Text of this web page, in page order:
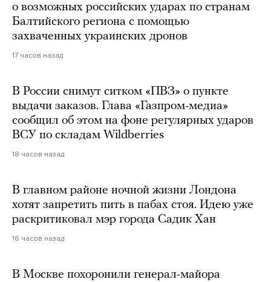
о возможных российских ударах по странам
Балтийского региона с помощью
захваченных украинских дронов
17 часов назад
В России снимут ситком «ПВЗ» о пункте
выдачи заказов. Глава «Газпром-медиа»
сообщил об этом на фоне регулярных ударов
ВСУ по складам Wildberries
18 часов назад
В главном районе ночной жизни Лондона
хотят запретить пить в пабах стоя. Идею уже
раскритиковал мэр города Садик Хан
16 часов назад
В Москве похоронили генерал-майора